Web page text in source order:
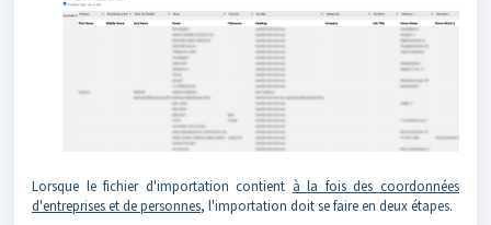
Lorsque le fichier d'importation contient à la fois des coordonnées
d'entreprises et de personnes, l'importation doit se faire en deux étapes.